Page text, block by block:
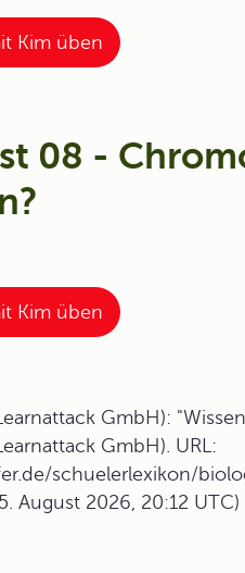
Kim üben
08 -
Kim üben
GmbH):
GmbH). URL:
schuelerlexikon/
August 2026, 20:12 UTC)